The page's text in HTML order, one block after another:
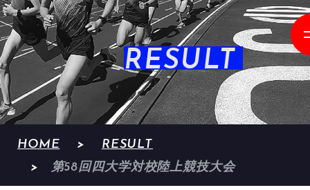
RESULT
HOME
RESULT
第58回四大学対校陸上競技大会